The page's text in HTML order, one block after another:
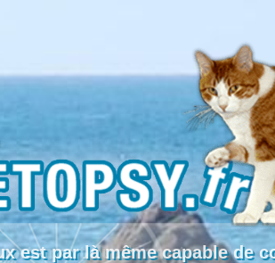
est par là même capable de